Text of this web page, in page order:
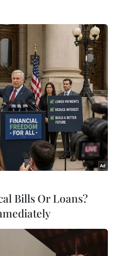
Châu
#Hà Nội FC
Bills Or Loans?